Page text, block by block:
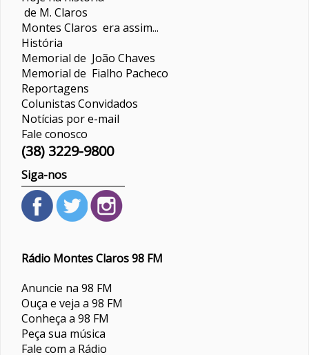
de M. Claros
Montes Claros era assim...
História
Memorial de João Chaves
Memorial de Fialho Pacheco
Reportagens
ColunistasConvidados
Notícias por e-mail
Fale conosco
(38) 3229-9800
Siga-nos
Rádio Montes Claros 98 FM
Anuncie na 98 FM
Ouça e veja a 98 FM
Conheça a 98 FM
Peça sua música
Fale com a Rádio